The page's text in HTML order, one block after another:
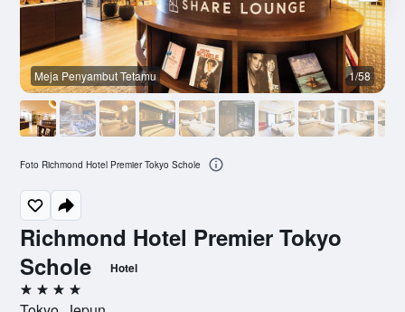
Richmond Hotel Premier Tokyo
Schole
Hotel
4 bintang
Meja Penyambut Tetamu 1/58
Foto Richmond Hotel Premier Tokyo Schole